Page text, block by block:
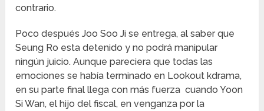
contrario.
Poco después Joo Soo Ji se entrega, al saber que
Seung Ro esta detenido y no podrá manipular
ningún juicio. Aunque pareciera que todas las
emociones se había terminado en Lookout kdrama,
en su parte final llega con más fuerza cuando Yoon
Si Wan, el hijo del fiscal, en venganza por la